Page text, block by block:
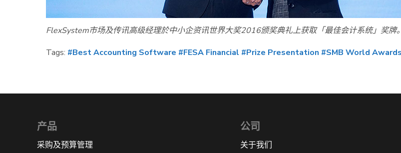
FlexSystem市场及传讯高级经理於中小企资讯世界大奖2016颁奖典礼上获取「最佳会计系统」奖牌。
Tags: #Best Accounting Software #FESA Financial #Prize Presentation #SMB World Awards
产品
采购及预算管理
公司
关于我们